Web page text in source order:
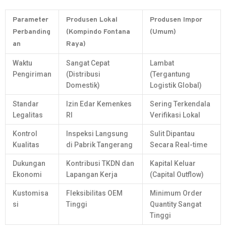
Parameter
Perbanding
an
Produsen Lokal
(Kompindo Fontana
Raya)
Produsen Impor
(Umum)
Waktu
Pengiriman
Sangat Cepat
(Distribusi
Domestik)
Lambat
(Tergantung
Logistik Global)
Standar
Legalitas
Izin Edar Kemenkes
RI
Sering Terkendala
Verifikasi Lokal
Kontrol
Kualitas
Inspeksi Langsung
di Pabrik Tangerang
Sulit Dipantau
Secara Real-time
Dukungan
Ekonomi
Kontribusi TKDN dan
Lapangan Kerja
Kapital Keluar
(Capital Outflow)
Kustomisa
si
Fleksibilitas OEM
Tinggi
Minimum Order
Quantity Sangat
Tinggi